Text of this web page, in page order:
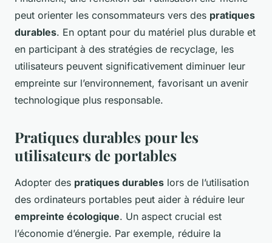
peut orienter les consommateurs vers des pratiques
durables. En optant pour du matériel plus durable et
en participant à des stratégies de recyclage, les
utilisateurs peuvent significativement diminuer leur
empreinte sur l’environnement, favorisant un avenir
technologique plus responsable.
Pratiques durables pour les
utilisateurs de portables
Adopter des pratiques durables lors de l’utilisation
des ordinateurs portables peut aider à réduire leur
empreinte écologique. Un aspect crucial est
l’économie d’énergie. Par exemple, réduire la